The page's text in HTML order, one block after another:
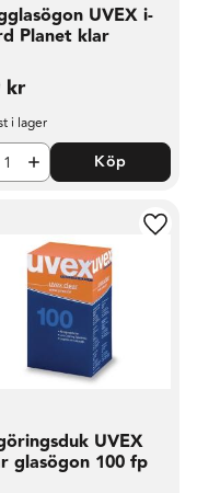
UVEX i-
Planet klar
kr
i lager
Köp
UVEX
glasögon 100 fp